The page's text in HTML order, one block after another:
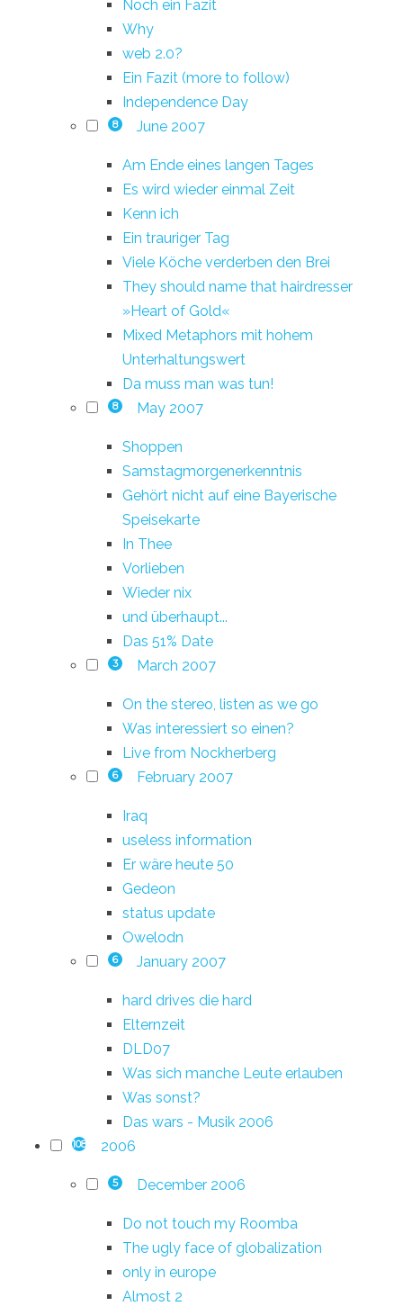
Noch ein Fazit
Why
web 2.0?
Ein Fazit (more to follow)
Independence Day
8 June 2007
Am Ende eines langen Tages
Es wird wieder einmal Zeit
Kenn ich
Ein trauriger Tag
Viele Köche verderben den Brei
They should name that hairdresser
»Heart of Gold«
Mixed Metaphors mit hohem
Unterhaltungswert
Da muss man was tun!
8 May 2007
Shoppen
Samstagmorgenerkenntnis
Gehört nicht auf eine Bayerische
Speisekarte
In Thee
Vorlieben
Wieder nix
und überhaupt...
Das 51% Date
3 March 2007
On the stereo, listen as we go
Was interessiert so einen?
Live from Nockherberg
6 February 2007
Iraq
useless information
Er wäre heute 50
Gedeon
status update
Owelodn
6 January 2007
hard drives die hard
Elternzeit
DLD07
Was sich manche Leute erlauben
Was sonst?
Das wars - Musik 2006
108 2006
5 December 2006
Do not touch my Roomba
The ugly face of globalization
only in europe
Almost 2